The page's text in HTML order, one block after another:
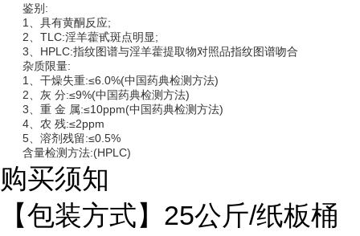
鉴别:
1、具有黄酮反应;
2、TLC:淫羊藿甙斑点明显;
3、HPLC:指纹图谱与淫羊藿提取物对照品指纹图谱吻合
杂质限量:
1、干燥失重:≤6.0%(中国药典检测方法)
2、灰 分:≤9%(中国药典检测方法)
3、重 金 属:≤10ppm(中国药典检测方法)
4、农 残:≤2ppm
5、溶剂残留:≤0.5%
含量检测方法:(HPLC)
购买须知
【包装方式】25公斤/纸板桶